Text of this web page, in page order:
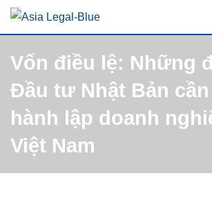
Vốn điều lệ: Những
Đầu tư Nhật Bản
hành lập doanh
Việt Nam